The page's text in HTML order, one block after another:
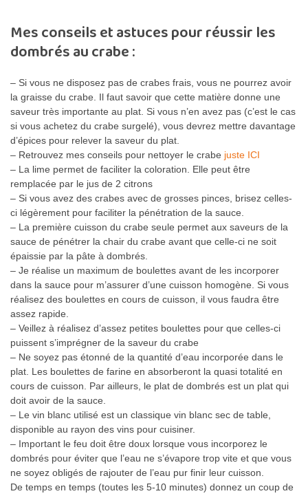
Mes conseils et astuces pour réussir les
dombrés au crabe :
– Si vous ne disposez pas de crabes frais, vous ne pourrez avoir
la graisse du crabe. Il faut savoir que cette matière donne une
saveur très importante au plat. Si vous n’en avez pas (c’est le cas
si vous achetez du crabe surgelé), vous devrez mettre davantage
d’épices pour relever la saveur du plat.
– Retrouvez mes conseils pour nettoyer le crabe juste ICI
– La lime permet de faciliter la coloration. Elle peut être
remplacée par le jus de 2 citrons
– Si vous avez des crabes avec de grosses pinces, brisez celles-
ci légèrement pour faciliter la pénétration de la sauce.
– La première cuisson du crabe seule permet aux saveurs de la
sauce de pénétrer la chair du crabe avant que celle-ci ne soit
épaissie par la pâte à dombrés.
– Je réalise un maximum de boulettes avant de les incorporer
dans la sauce pour m’assurer d’une cuisson homogène. Si vous
réalisez des boulettes en cours de cuisson, il vous faudra être
assez rapide.
– Veillez à réalisez d’assez petites boulettes pour que celles-ci
puissent s’imprégner de la saveur du crabe
– Ne soyez pas étonné de la quantité d’eau incorporée dans le
plat. Les boulettes de farine en absorberont la quasi totalité en
cours de cuisson. Par ailleurs, le plat de dombrés est un plat qui
doit avoir de la sauce.
– Le vin blanc utilisé est un classique vin blanc sec de table,
disponible au rayon des vins pour cuisiner.
– Important le feu doit être doux lorsque vous incorporez le
dombrés pour éviter que l’eau ne s’évapore trop vite et que vous
ne soyez obligés de rajouter de l’eau pur finir leur cuisson.
De temps en temps (toutes les 5-10 minutes) donnez un coup de